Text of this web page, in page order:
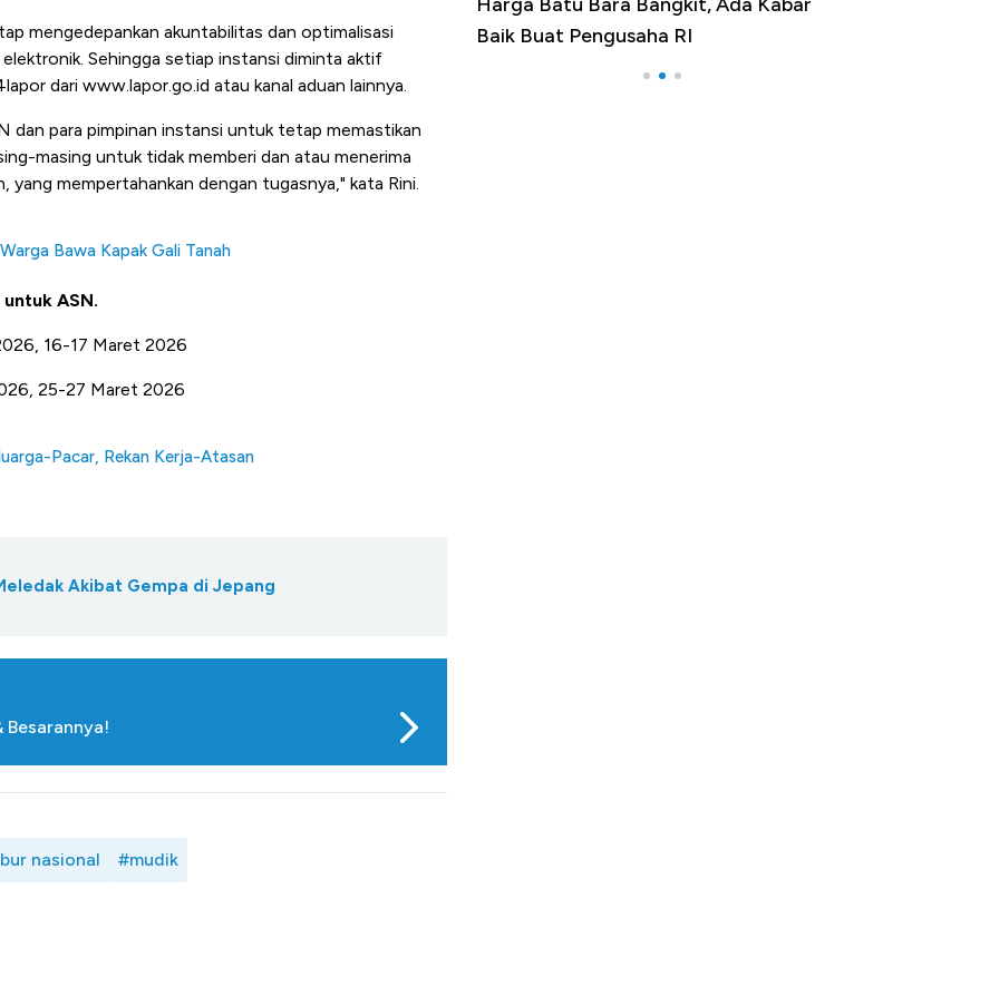
mengedepankan akuntabilitas dan optimalisasi
Sehingga setiap instansi diminta aktif
dari www.lapor.go.id atau kanal aduan lainnya.
dan para pimpinan instansi untuk tetap memastikan
masing untuk tidak memberi dan atau menerima
mempertahankan dengan tugasnya," kata Rini.
Bawa Kapak Gali Tanah
ASN.
16-17 Maret 2026
25-27 Maret 2026
Pacar, Rekan Kerja-Atasan
Akibat Gempa di Jepang
Besarannya!
nasional #mudik
Langit Dunia, Pembunuh Boeing-Airbus?
Baik Buat Pengusaha RI